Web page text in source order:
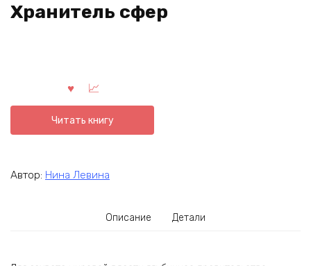
Хранитель сфер
Читать книгу
Автор: Нина Левина
Описание Детали